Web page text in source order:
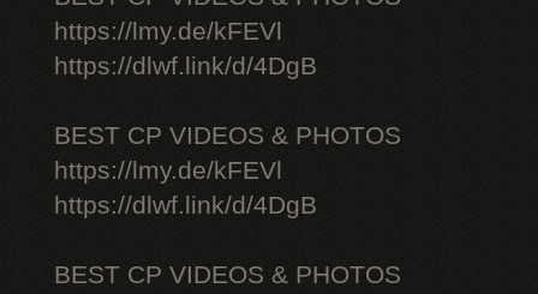
https://lmy.de/kFEVl
https://dlwf.link/d/4DgB
BEST CP VIDEOS & PHOTOS
https://lmy.de/kFEVl
https://dlwf.link/d/4DgB
BEST CP VIDEOS & PHOTOS